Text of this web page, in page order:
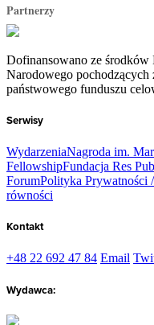
Partnerzy
Dofinansowano ze
Narodowego
państwowego funduszu
Serwisy
WydarzeniaNagroda im.
FellowshipFundacja Res
ForumPolityka Prywatności
równości
Kontakt
+48 22 692 47 84 Email
Wydawca: